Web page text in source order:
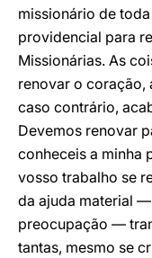
missionário de
providencial para
Missionárias. As
renovar o coração,
caso contrário,
Devemos renovar
conheceis a minha
vosso trabalho se
da ajuda material
preocupação —
tantas, mesmo se